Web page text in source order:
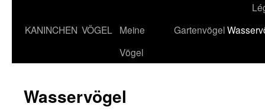
springen
KANINCHEN VÖGEL
Meine
Vögel
Gartenvögel
Wasservögel